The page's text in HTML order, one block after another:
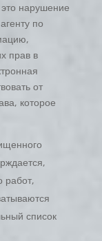
нарушение
по
прав в
от
которое
работ,
список